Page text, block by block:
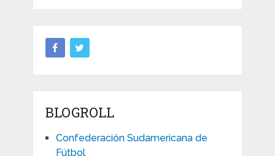
BLOGROLL
Confederación Sudamericana de
Fútbol